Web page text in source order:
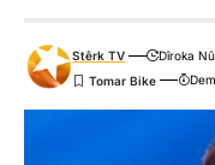
Stêrk TV
Dîroka